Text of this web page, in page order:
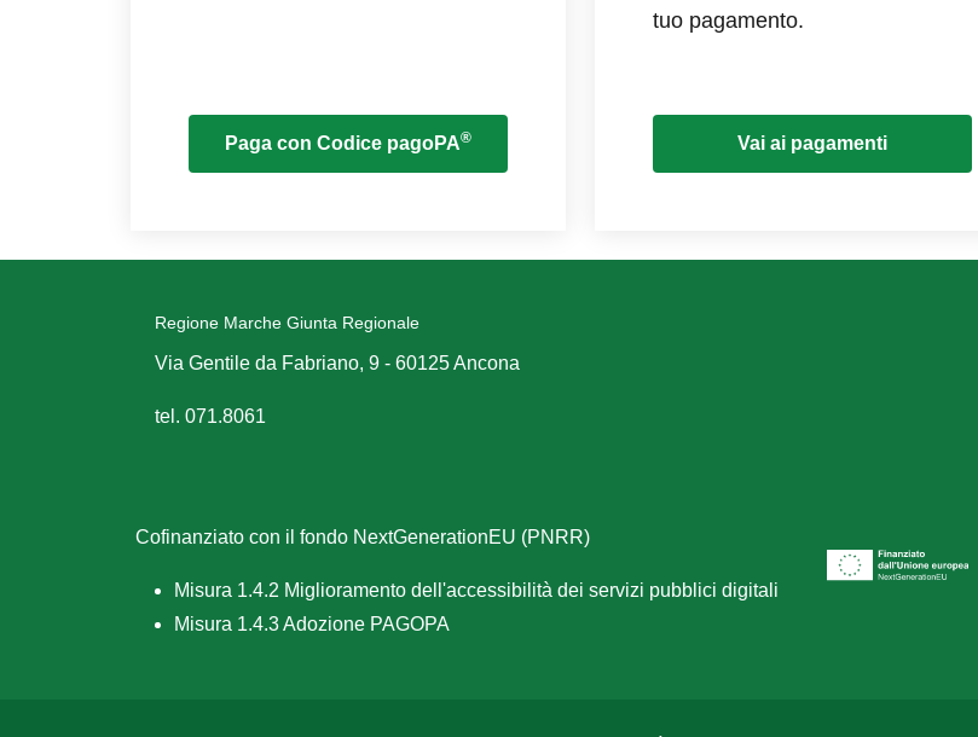
Paga con Codice pagoPA®
tuo pagamento.
Vai ai pagamenti
Regione Marche Giunta Regionale
Via Gentile da Fabriano, 9 - 60125 Ancona
tel. 071.8061
Cofinanziato con il fondo NextGenerationEU (PNRR)
Misura 1.4.2 Miglioramento dell'accessibilità dei servizi pubblici digitali
Misura 1.4.3 Adozione PAGOPA